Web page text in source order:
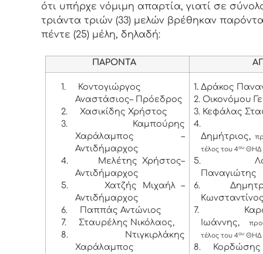
ότι υπήρχε νόμιμη απαρτία, γιατί σε
τριάντα τριών (33) μελών βρέθηκαν παρόντα
πέντε (25) μέλη, δηλαδή:
ΠΑΡΟΝΤΑ
1.
Κοντογιώργος
Αναστάσιος– Πρόεδρος
2.
Χασικίδης Χρήστος
3.
Καμπούρης
Χαράλαμπος –
Αντιδήμαρχος
4.
Μελέτης Χρήστος–
Αντιδήμαρχος
5.
Χατζής Μιχαήλ –
Αντιδήμαρχος
6.
Παππάς Αντώνιος
7.
Σταυρέλης Νικόλαος,
8.
Ντιγκιρλάκης
Χαράλαμπος
1. Δράκος
2. Οικονόμου
3. Κεφάλας
4.
Δημήτριος,
τέλος του 4ου ΘΗΔ
5.
Παναγιώτης
6.
7.
Ιωάννης,
τέλος του 4ου ΘΗΔ
8. Κορδώσης